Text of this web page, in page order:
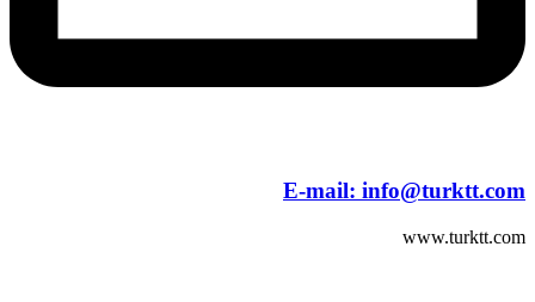
E-mail: info@turktt.com
www.turktt.com